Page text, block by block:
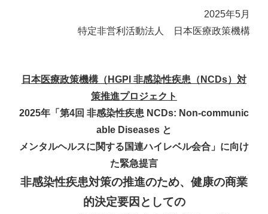
2025年5月
特定非営利活動法人 日本医療政策機構
日本医療政策機構（HGPI 非感染性疾患（NCDs）対
策推進プロジェクト
2025年「第4回 非感染性疾患 NCDs: Non-communic
able Diseases と
メンタルヘルスに関する国連ハイレベル会合」に向け
た緊急提言
非感染性疾患対策の推進のため、健康の商業
的決定要因としての